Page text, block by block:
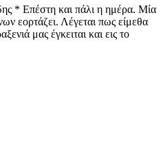
* Επέστη και πάλι η ημέρα. Μία
εορτάζει. Λέγεται πως είμεθα
μας έγκειται και εις το